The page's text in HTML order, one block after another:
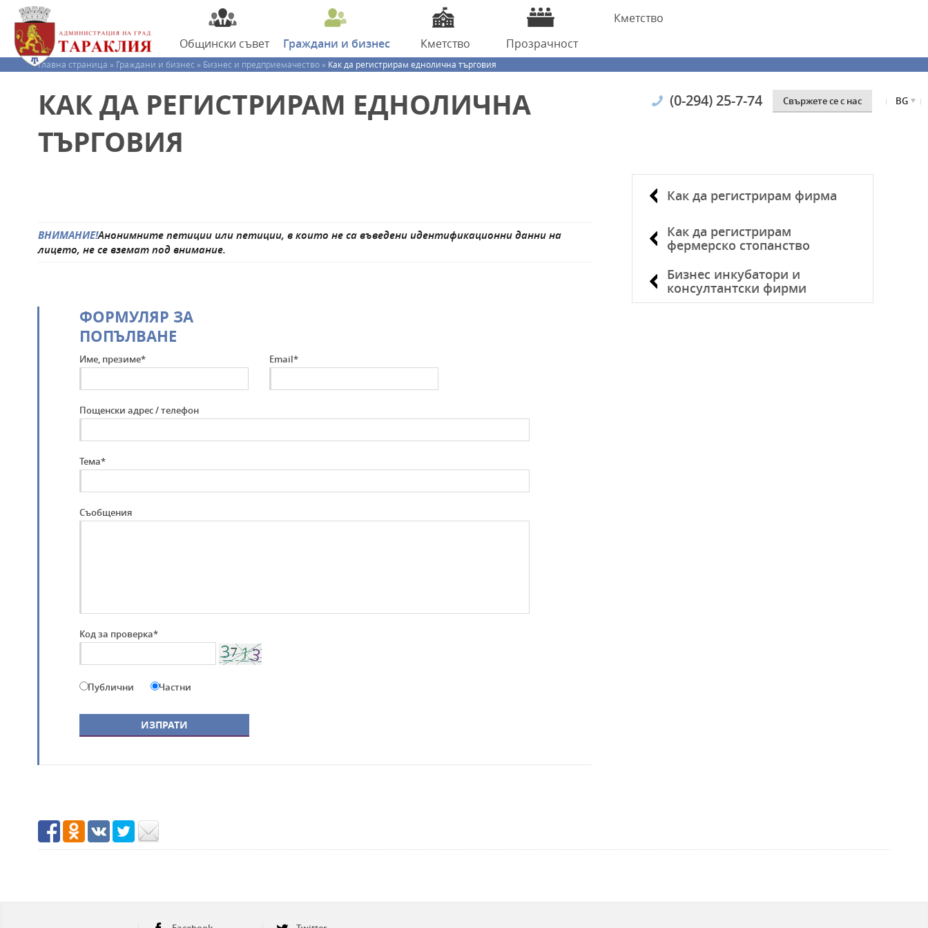
Общински съвет Граждани и бизнес Кметство Прозрачност
Кметство
(0-294) 25-7-74 Свържете се с нас BG
Главна страница » Граждани и бизнес » Бизнес и предприемачество » Как да регистрирам еднолична търговия
КАК ДА РЕГИСТРИРАМ ЕДНОЛИЧНА
ТЪРГОВИЯ
Как да регистрирам фирма
Как да регистрирам
фермерско стопанство
Бизнес инкубатори и
консултантски фирми
ВНИМАНИЕ!Анонимните петиции или петиции, в които не са въведени идентификационни данни на
лицето, не се вземат под внимание.
ФОРМУЛЯР ЗА
ПОПЪЛВАНЕ
Име, презиме* Email*
Пощенски адрес / телефон
Тема*
Съобщения
Код за проверка*
Публични Частни